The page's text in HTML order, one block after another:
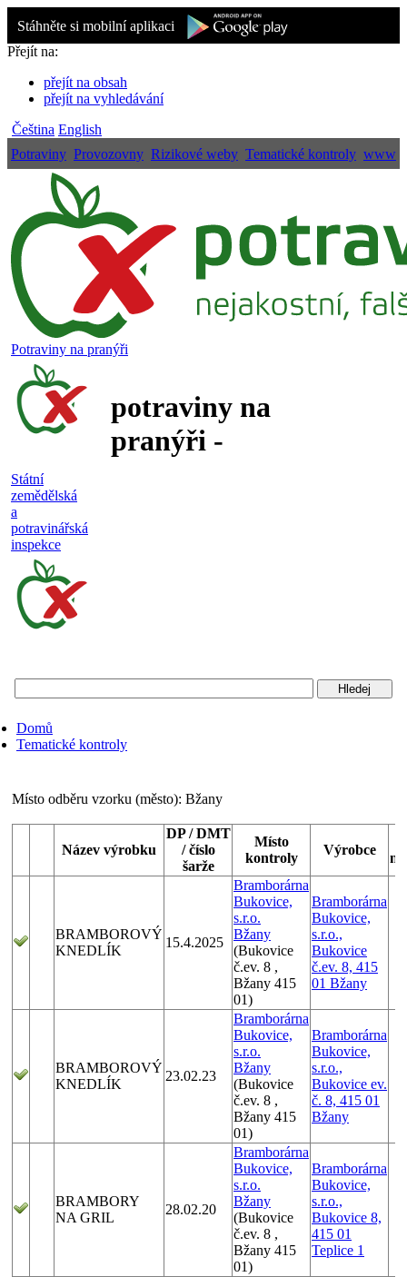
Stáhněte si mobilní aplikaci
Přejít na:
přejít na obsah
přejít na vyhledávání
Čeština English
Potraviny Provozovny Rizikové weby Tematické kontroly www
Potraviny na pranýři
potraviny na
pranýři -
Státní
zemědělská
a
potravinářská
inspekce
potravinářská
inspekce
Domů
Tematické kontroly
Místo odběru vzorku (město): Bžany
Název výrobku
DP / DMT
/ číslo
šarže
Místo
kontroly
Výrobce
BRAMBOROVÝ
KNEDLÍK
15.4.2025
Bramborárna
Bukovice,
s.r.o.
Bžany
(Bukovice
č.ev. 8 ,
Bžany 415
01)
Bramborárna
Bukovice,
s.r.o.,
Bukovice
č.ev. 8, 415
01 Bžany
BRAMBOROVÝ
KNEDLÍK
23.02.23
Bramborárna
Bukovice,
s.r.o.
Bžany
(Bukovice
č.ev. 8 ,
Bžany 415
01)
Bramborárna
Bukovice,
s.r.o.,
Bukovice ev.
č. 8, 415 01
Bžany
BRAMBORY
NA GRIL
28.02.20
Bramborárna
Bukovice,
s.r.o.
Bžany
(Bukovice
č.ev. 8 ,
Bžany 415
01)
Bramborárna
Bukovice,
s.r.o.,
Bukovice 8,
415 01
Teplice 1